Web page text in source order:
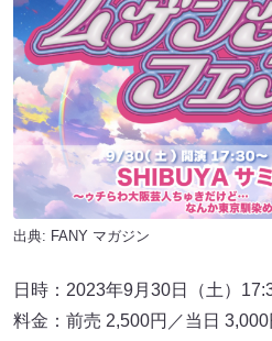
出典: FANY マガジン
日時：2023年9月30日（土）
料金：前売 2,500円／当日